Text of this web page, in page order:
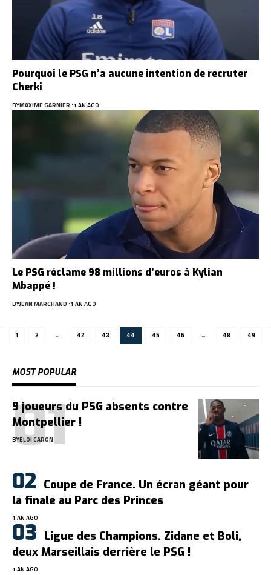
Pourquoi le PSG n’a aucune intention de recruter
Cherki
BYMAXIME GARNIER 1 AN AGO
Le PSG réclame 98 millions d’euros à Kylian
Mbappé !
BYJEAN MARCHAND 1 AN AGO
1 2 … 42 43 44 45 46 … 48 49
MOST POPULAR
9 joueurs du PSG absents contre
Montpellier !
BYELOI CARON
Coupe de France. Un écran géant pour
la finale au Parc des Princes
1 AN AGO
Ligue des Champions. Zidane et Boli,
deux Marseillais derrière le PSG !
1 AN AGO